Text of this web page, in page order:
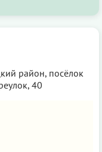
район, посёлок
40